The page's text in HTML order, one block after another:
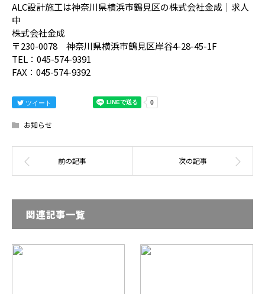
ALC設計施工は神奈川県横浜市鶴見区の株式会社金成｜求人
中
株式会社金成
〒230-0078 神奈川県横浜市鶴見区岸谷4-28-45-1F
TEL：045-574-9391
FAX：045-574-9392
ツイート
お知らせ
関連記事一覧